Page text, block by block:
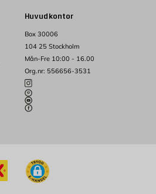
Huvudkontor
Box 30006
104 25 Stockholm
Mån-Fre 10:00 - 16.00
Org.nr: 556656-3531